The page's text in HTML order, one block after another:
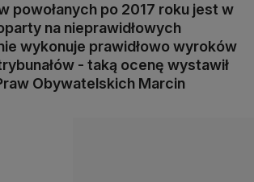
powołanych po 2017 roku jest w
na nieprawidłowych
wykonuje prawidłowo wyroków
- taką ocenę wystawił
Obywatelskich Marcin